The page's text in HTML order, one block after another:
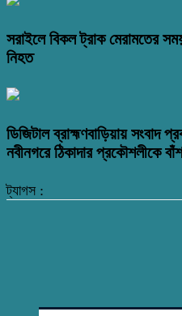
সরাইলে বিকল ট্রাক মেরামতের
নিহত
ডিজিটাল ব্রাহ্মণবাড়িয়ায় সংবাদ
নবীনগরে ঠিকাদার প্রকৌশলীকে
ট্যাগস :